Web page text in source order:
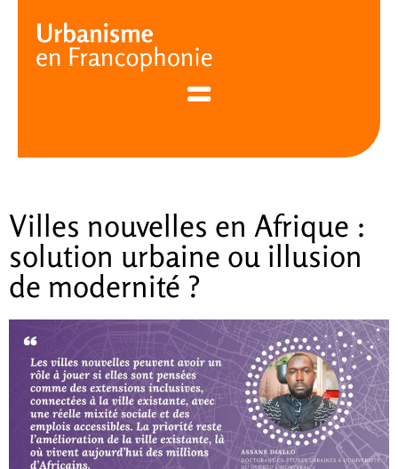
Villes nouvelles en Afrique :
solution urbaine ou illusion
de modernité ?